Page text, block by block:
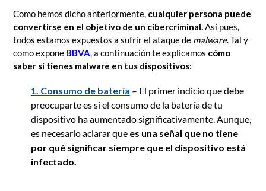
Como hemos dicho anteriormente, cualquier persona puede
convertirse en el objetivo de un cibercriminal.Así pues,
todos estamos expuestos a sufrir el ataque de malware. Tal y
como expone BBVA, a continuación te explicamos cómo
saber si tienes malware en tus dispositivos:
1. Consumo de batería – El primer indicio que debe
preocuparte es si el consumo de la batería de tu
dispositivo ha aumentado significativamente. Aunque,
es necesario aclarar que es una señal que no tiene
por qué significar siempre que el dispositivo está
infectado.